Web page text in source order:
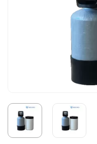
Магистральные фильтры
Фильтры для душа
Соль таблетированная